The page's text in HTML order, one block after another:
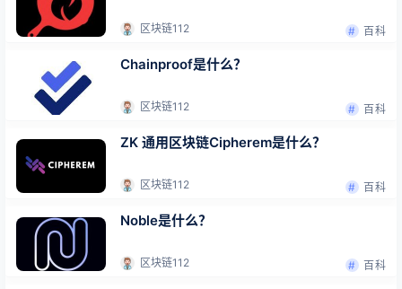
区块链112 百科
Chainproof是什么？
区块链112 百科
ZK 通用区块链Cipherem是什么？
区块链112 百科
Noble是什么？
区块链112 百科